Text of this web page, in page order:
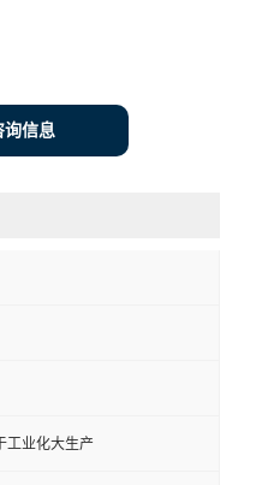
询信息
工业化大生产